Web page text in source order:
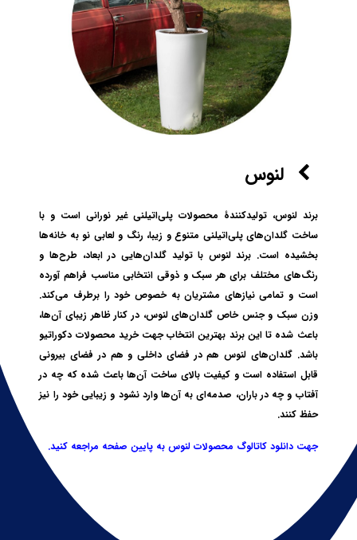
لنوس
برند لنوس، تولیدکنندۀ محصولات پلی‌اتیلنی غیر نورانی است و با
ساخت گلدان‌های پلی‌اتیلنی متنوع و زیبا، رنگ و لعابی نو به خانه‌ها
بخشیده است. برند لنوس با تولید گلدان‌هایی در ابعاد، طرح‌ها و
رنگ‌های مختلف برای هر سبک و ذوقی انتخابی مناسب فراهم آورده
است و تمامی نیازهای مشتریان به خصوص خود را برطرف می‌کند.
وزن سبک و جنس خاص گلدان‌های لنوس، در کنار ظاهر زیبای آن‌ها،
باعث شده تا این برند بهترین انتخاب جهت خرید محصولات دکوراتیو
باشد. گلدان‌های لنوس هم در فضای داخلی و هم در فضای بیرونی
قابل استفاده است و کیفیت بالای ساخت آن‌ها باعث شده که چه در
آفتاب و چه در باران، صدمه‌ای به آن‌ها وارد نشود و زیبایی خود را نیز
حفظ کنند.
جهت دانلود کاتالوگ محصولات لنوس به پایین صفحه مراجعه کنید.